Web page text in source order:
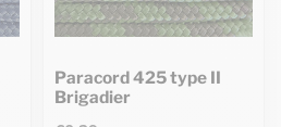
Paracord 425 type II
Brigadier